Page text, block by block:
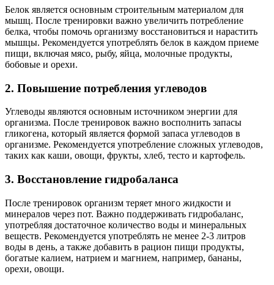
Белок является основным строительным материалом для
мышц. После тренировки важно увеличить потребление
белка, чтобы помочь организму восстановиться и нарастить
мышцы. Рекомендуется употреблять белок в каждом приеме
пищи, включая мясо, рыбу, яйца, молочные продукты,
бобовые и орехи.
2. Повышение потребления углеводов
Углеводы являются основным источником энергии для
организма. После тренировок важно восполнить запасы
гликогена, который является формой запаса углеводов в
организме. Рекомендуется употребление сложных углеводов,
таких как каши, овощи, фрукты, хлеб, тесто и картофель.
3. Восстановление гидробаланса
После тренировок организм теряет много жидкости и
минералов через пот. Важно поддерживать гидробаланс,
употребляя достаточное количество воды и минеральных
веществ. Рекомендуется употреблять не менее 2-3 литров
воды в день, а также добавить в рацион пищи продукты,
богатые калием, натрием и магнием, например, бананы,
орехи, овощи.